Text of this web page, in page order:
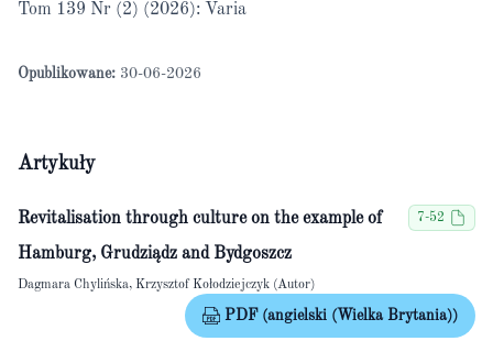
Tom 139 Nr (2) (2026): Varia
Opublikowane: 30-06-2026
Artykuły
Revitalisation through culture on the example of
Hamburg, Grudziądz and Bydgoszcz
7-52
Dagmara Chylińska, Krzysztof Kołodziejczyk (Autor)
PDF (angielski (Wielka Brytania))